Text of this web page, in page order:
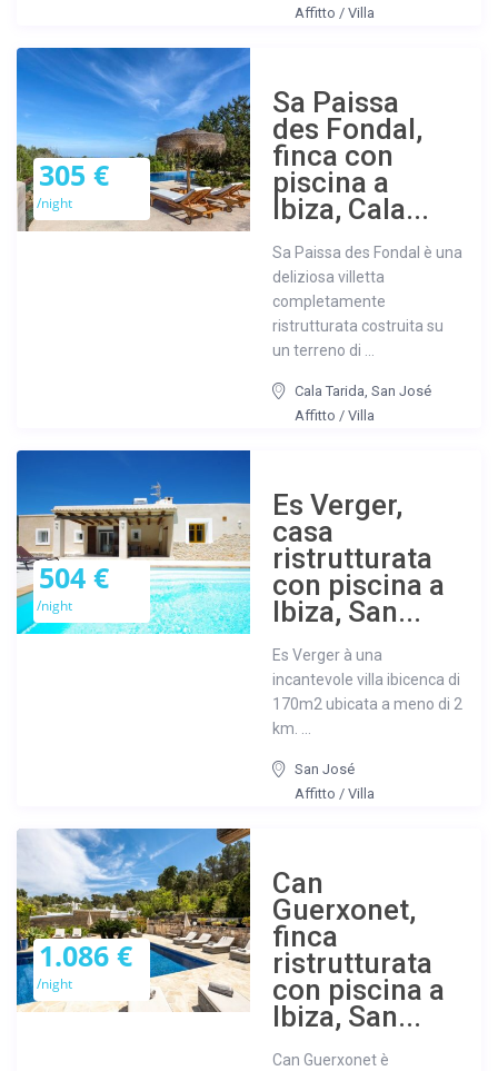
Affitto /Villa
305 €
/night
Sa Paissa
des Fondal,
finca con
piscina a
Ibiza, Cala...
Sa Paissa des Fondal è una
deliziosa villetta
completamente
ristrutturata costruita su
un terreno di ...
Cala Tarida,San José
Affitto /Villa
504 €
/night
Es Verger,
casa
ristrutturata
con piscina a
Ibiza, San...
Es Verger à una
incantevole villa ibicenca di
170m2 ubicata a meno di 2
km. ...
San José
Affitto /Villa
1.086 €
/night
Can
Guerxonet,
finca
ristrutturata
con piscina a
Ibiza, San...
Can Guerxonet è